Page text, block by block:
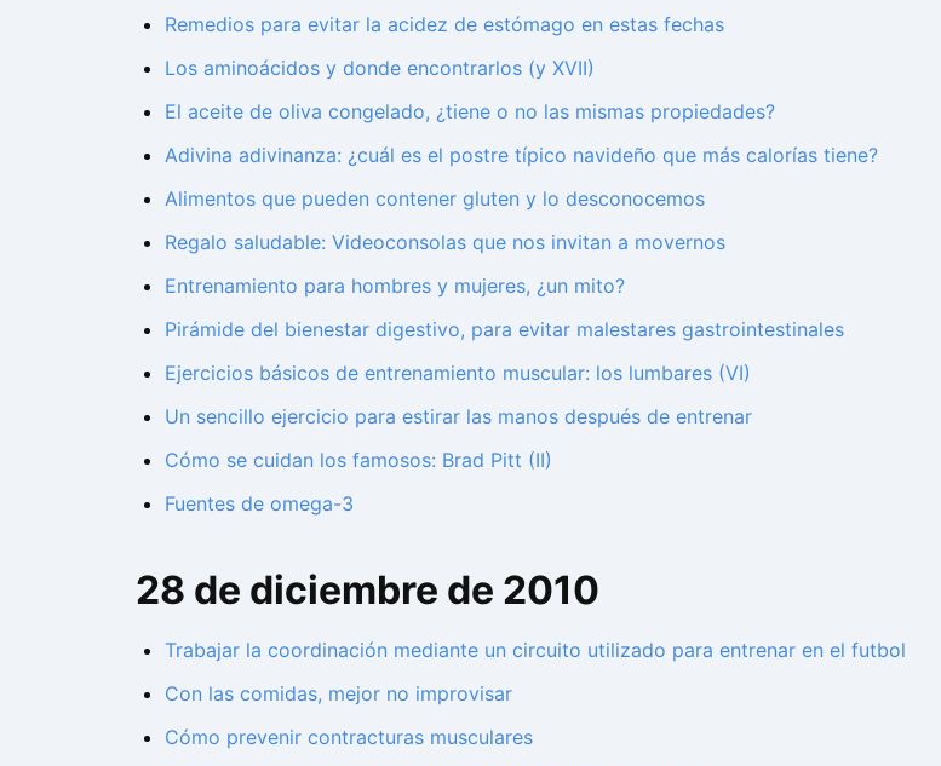
Remedios para evitar la acidez de estómago en estas fechas
Los aminoácidos y donde encontrarlos (y XVII)
El aceite de oliva congelado, ¿tiene o no las mismas propiedades?
Adivina adivinanza: ¿cuál es el postre típico navideño que más calorías tiene?
Alimentos que pueden contener gluten y lo desconocemos
Regalo saludable: Videoconsolas que nos invitan a movernos
Entrenamiento para hombres y mujeres, ¿un mito?
Pirámide del bienestar digestivo, para evitar malestares gastrointestinales
Ejercicios básicos de entrenamiento muscular: los lumbares (VI)
Un sencillo ejercicio para estirar las manos después de entrenar
Cómo se cuidan los famosos: Brad Pitt (II)
Fuentes de omega-3
28 de diciembre de 2010
Trabajar la coordinación mediante un circuito utilizado para entrenar en el futbol
Con las comidas, mejor no improvisar
Cómo prevenir contracturas musculares